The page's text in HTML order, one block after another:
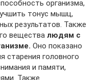
организма,
тонус мышц,
результатов. Также
вещества людям с
Оно показано
старения головного
и памяти,
Также